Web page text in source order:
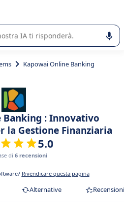
o nella scelta di un
Kapowai Online Banking
Banking : Innovativo
la Gestione Finanziaria
5.0
di 6 recensioni
Rivendicare questa pagina
Alternative Recensioni